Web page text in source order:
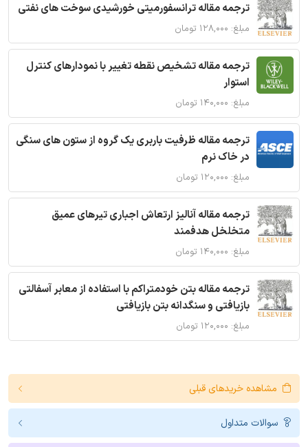
ترجمه مقاله ترانسفورمیتی خورشیدی سوخت های نفتی
مبلغ: ۱۲۸,۰۰۰ تومان
ترجمه مقاله تشخیص نقطه تغییر با نمودارهای کنترل
استوار
مبلغ: ۱۴۰,۰۰۰ تومان
ترجمه مقاله ظرفیت باربری یک گروه از ستون های سنگی
در خاک نرم
مبلغ: ۱۲۰,۰۰۰ تومان
ترجمه مقاله آنالیز ارتعاش اجباری تیرهای عمیق
متخلخل هدفمند
مبلغ: ۱۴۰,۰۰۰ تومان
ترجمه مقاله بتن خودمتراکم با استفاده از معابر آسفالتی
بازیافتی و سنگدانه بتن بازیافتی
مبلغ: ۱۲۰,۰۰۰ تومان
مشاهده خریدهای قبلی
سوالات متداول